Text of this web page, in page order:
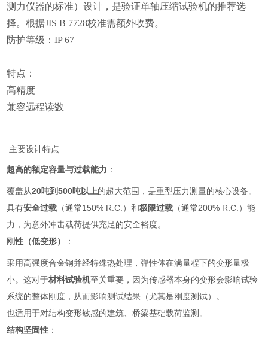
测力仪器的标准）设计，是验证单轴压缩试验机的推荐选
择。根据JIS B 7728校准需额外收费。
防护等级：IP 67
特点：
高精度
兼容远程读数
主要设计特点
超高的额定容量与过载能力 ：
覆盖从20吨到500吨以上的超大范围，是重型压力测量的核心设备。
具有安全过载 （通常150% R.C.）和极限过载 （通常200% R.C.）能
力，为意外冲击载荷提供充足的安全裕度。
刚性（低变形）
：
采用高强度合金钢并经特殊热处理，弹性体在满量程下的变形量极
小。这对于材料试验机至关重要，因为传感器本身的变形会影响试验
系统的整体刚度，从而影响测试结果（尤其是刚度测试）。
也适用于对结构变形敏感的建筑、桥梁基础载荷监测。
结构坚固性 ：